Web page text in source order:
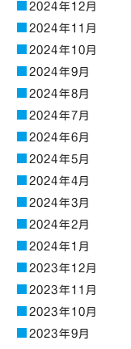
2024年12月
2024年11月
2024年10月
2024年9月
2024年8月
2024年7月
2024年6月
2024年5月
2024年4月
2024年3月
2024年2月
2024年1月
2023年12月
2023年11月
2023年10月
2023年9月